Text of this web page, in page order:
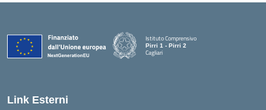
Istituto Comprensivo
Pirri 1 - Pirri 2
Cagliari
— Visita la pagina iniziale della scuola
Link Esterni